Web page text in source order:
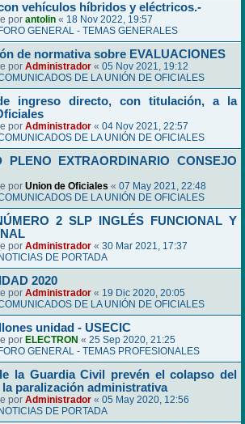
vehículos híbridos y eléctricos.-
por antolin « 18 Nov 2022, 19:57
FORO GENERAL - TEMAS GENERALES
de normativa sobre EVALUACIONES
por Administrador « 05 Nov 2021, 19:12
DE LA UNIÓN DE OFICIALES
ingreso directo, con titulación, a la
por Administrador « 04 Nov 2021, 22:57
DE LA UNIÓN DE OFICIALES
PLENO EXTRAORDINARIO CONSEJO
por Union de Oficiales « 07 May 2021, 22:48
DE LA UNIÓN DE OFICIALES
2 SLP INGLÉS FUNCIONAL Y
por Administrador « 30 Mar 2021, 17:37
NOTICIAS DE PORTADA
2020
por Administrador « 19 Dic 2020, 20:05
DE LA UNIÓN DE OFICIALES
unidad - USECIC
por ELECTRON « 25 Sep 2020, 21:25
FORO GENERAL - TEMAS PROFESIONALES
la Guardia Civil prevén el colapso del
paralización administrativa
por Administrador « 05 May 2020, 12:56
NOTICIAS DE PORTADA